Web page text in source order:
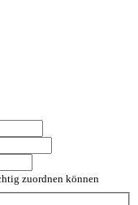
zuordnen können